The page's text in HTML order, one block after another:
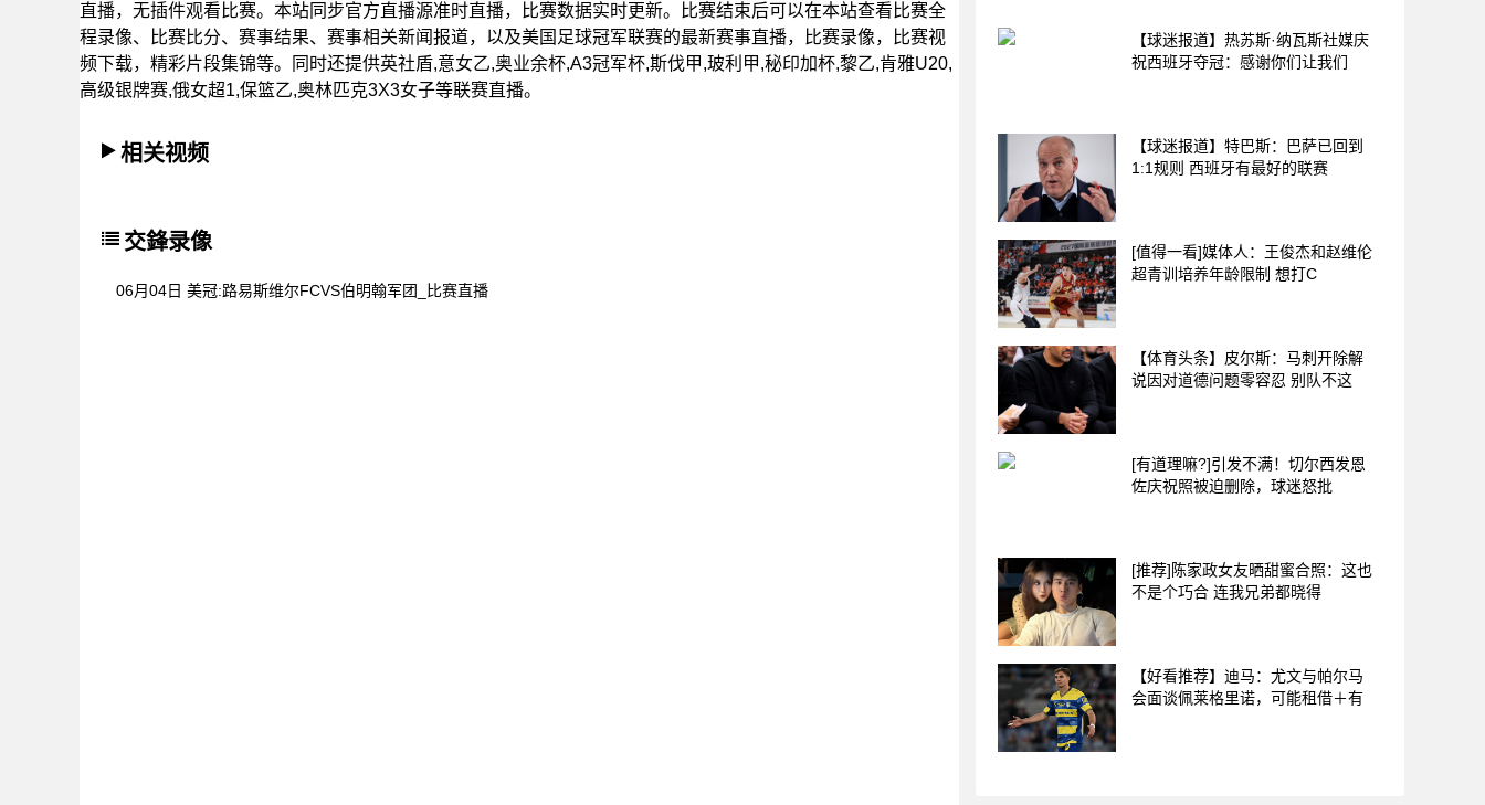
直播，无插件观看比赛。本站同步官方直播源准时直播，比赛数据实时更新。比赛结束后可以在本站查看比赛全
程录像、比赛比分、赛事结果、赛事相关新闻报道，以及美国足球冠军联赛的最新赛事直播，比赛录像，比赛视
频下载，精彩片段集锦等。同时还提供英社盾,意女乙,奥业余杯,A3冠军杯,斯伐甲,玻利甲,秘印加杯,黎乙,肯雅U20,
高级银牌赛,俄女超1,保篮乙,奥林匹克3X3女子等联赛直播。
相关视频
交鋒录像
06月04日 美冠:路易斯维尔FCVS伯明翰军团_比赛直播
【球迷报道】热苏斯·纳瓦斯社媒庆
祝西班牙夺冠：感谢你们让我们
【球迷报道】特巴斯：巴萨已回到
1:1规则 西班牙有最好的联赛
[值得一看]媒体人：王俊杰和赵维伦
超青训培养年龄限制 想打C
【体育头条】皮尔斯：马刺开除解
说因对道德问题零容忍 别队不这
[有道理嘛?]引发不满！切尔西发恩
佐庆祝照被迫删除，球迷怒批
[推荐]陈家政女友晒甜蜜合照：这也
不是个巧合 连我兄弟都晓得
【好看推荐】迪马：尤文与帕尔马
会面谈佩莱格里诺，可能租借＋有